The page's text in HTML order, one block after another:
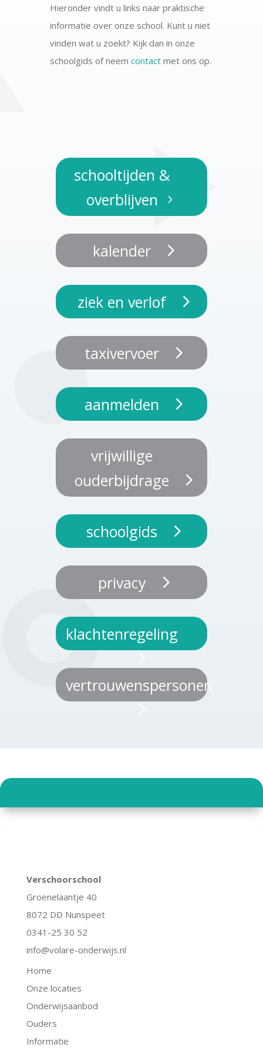
Hieronder vindt u links naar praktische
informatie over onze school. Kunt u niet
vinden wat u zoekt? Kijk dan in onze
schoolgids of neem contactmet ons op.
schooltijden &
overblijven
kalender
ziek en verlof
taxivervoer
aanmelden
vrijwillige
ouderbijdrage
schoolgids
privacy
klachtenregeling
vertrouwenspersonen
Verschoorschool
Groenelaantje 40
8072 DD Nunspeet
0341-25 30 52
info@volare-onderwijs.nl
Home
Onze locaties
Onderwijsaanbod
Ouders
Informatie